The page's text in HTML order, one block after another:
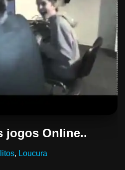
jogos Online..
, Loucura